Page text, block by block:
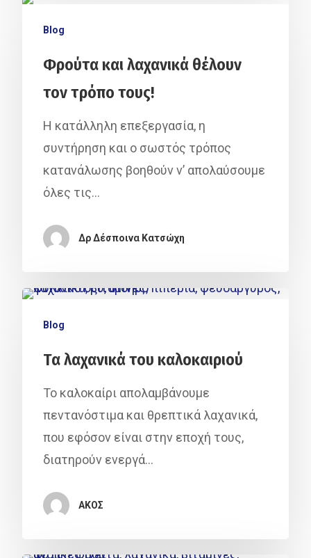
Blog
Φρούτα και λαχανικά θέλουν
τον τρόπο τους!
Η κατάλληλη επεξεργασία, η
συντήρηση και ο σωστός τρόπος
κατανάλωσης βοηθούν ν’ απολαύσουμε
όλες τις…
Δρ Δέσποινα Κατσώχη
Blog
Τα λαχανικά του καλοκαιριού
Το καλοκαίρι απολαμβάνουμε
πεντανόστιμα και θρεπτικά λαχανικά,
που εφόσον είναι στην εποχή τους,
διατηρούν ενεργά…
ΑΚΟΣ
ΑΚΟΣ
Blog
Επικοινωνία